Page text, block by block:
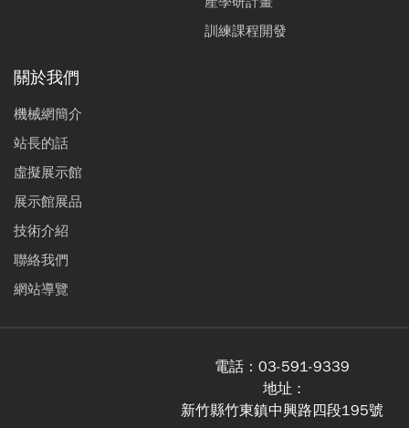
訓練課程開發
關於我們
機械網簡介
站長的話
虛擬展示館
展示館展品
技術介紹
聯絡我們
網站導覽
電話： 03-591-9339
地址 :
新竹縣竹東鎮中興路四段195號